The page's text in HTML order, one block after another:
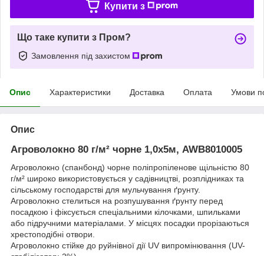
Купити з
Що таке купити з Пром?
Замовлення під захистом
Опис Характеристики Доставка Оплата Умови
Опис
Агроволокно 80 г/м² чорне 1,0х5м, AWB8010005
Агроволокно (спанбонд) чорне поліпропіленове щільністю 80
г/м² широко використовується у садівництві, розплідниках та
сільському господарстві для мульчування ґрунту.
Агроволокно стелиться на розпушування ґрунту перед
посадкою і фіксується спеціальними кілочками, шпильками
або підручними матеріалами. У місцях посадки прорізаються
хрестоподібні отвори.
Агроволокно стійке до руйнівної дії UV випромінювання (UV-